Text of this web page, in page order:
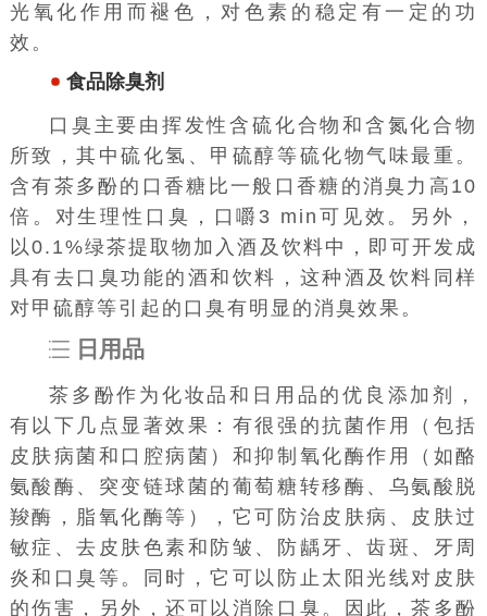
光氧化作用而褪色，对色素的稳定有一定的功
效。
食品除臭剂
口臭主要由挥发性含硫化合物和含氮化合物
所致，其中硫化氢、甲硫醇等硫化物气味最重。
含有茶多酚的口香糖比一般口香糖的消臭力高10
倍。对生理性口臭，口嚼3 min可见效。另外，
以0.1%绿茶提取物加入酒及饮料中，即可开发成
具有去口臭功能的酒和饮料，这种酒及饮料同样
对甲硫醇等引起的口臭有明显的消臭效果。
日用品
茶多酚作为化妆品和日用品的优良添加剂，
有以下几点显著效果：有很强的抗菌作用（包括
皮肤病菌和口腔病菌）和抑制氧化酶作用（如酪
氨酸酶、突变链球菌的葡萄糖转移酶、乌氨酸脱
羧酶，脂氧化酶等），它可防治皮肤病、皮肤过
敏症、去皮肤色素和防皱、防龋牙、齿斑、牙周
炎和口臭等。同时，它可以防止太阳光线对皮肤
的伤害，另外，还可以消除口臭。因此，茶多酚